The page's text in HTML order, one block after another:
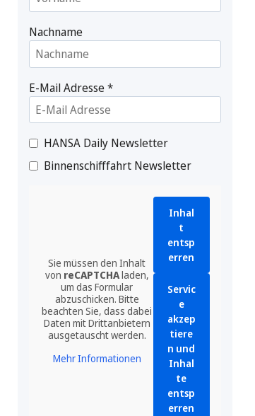
Nachname
E-Mail Adresse*
HANSA Daily Newsletter
Binnenschifffahrt Newsletter
Sie müssen den Inhalt
von reCAPTCHAladen,
um das Formular
abzuschicken. Bitte
beachten Sie, dass dabei
Daten mit Drittanbietern
ausgetauscht werden.
Mehr Informationen
Inhal
t
entsp
erren
Servic
e
akzep
tiere
n und
Inhal
te
entsp
erren